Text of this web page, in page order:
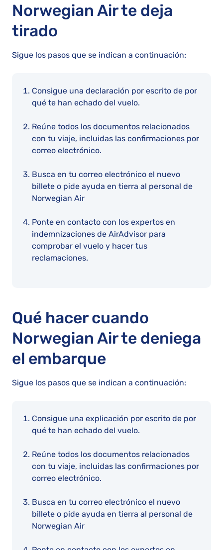
Norwegian Air te deja
tirado
Sigue los pasos que se indican a continuación:
Consigue una declaración por escrito de por
qué te han echado del vuelo.
Reúne todos los documentos relacionados
con tu viaje, incluidas las confirmaciones por
correo electrónico.
Busca en tu correo electrónico el nuevo
billete o pide ayuda en tierra al personal de
Norwegian Air
Ponte en contacto con los expertos en
indemnizaciones de AirAdvisor para
comprobar el vuelo y hacer tus
reclamaciones.
Qué hacer cuando
Norwegian Air te deniega
el embarque
Sigue los pasos que se indican a continuación:
Consigue una explicación por escrito de por
qué te han echado del vuelo.
Reúne todos los documentos relacionados
con tu viaje, incluidas las confirmaciones por
correo electrónico.
Busca en tu correo electrónico el nuevo
billete o pide ayuda en tierra al personal de
Norwegian Air